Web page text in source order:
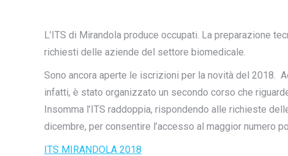
L’ITS di Mirandola produce occupati. La preparazione
richiesti delle aziende del settore biomedicale.
Sono ancora aperte le iscrizioni per la novità del 2018.
infatti, è stato organizzato un secondo corso che
Insomma l’ITS raddoppia, rispondendo alle richieste
dicembre, per consentire l’accesso al maggior numero
ITS MIRANDOLA 2018